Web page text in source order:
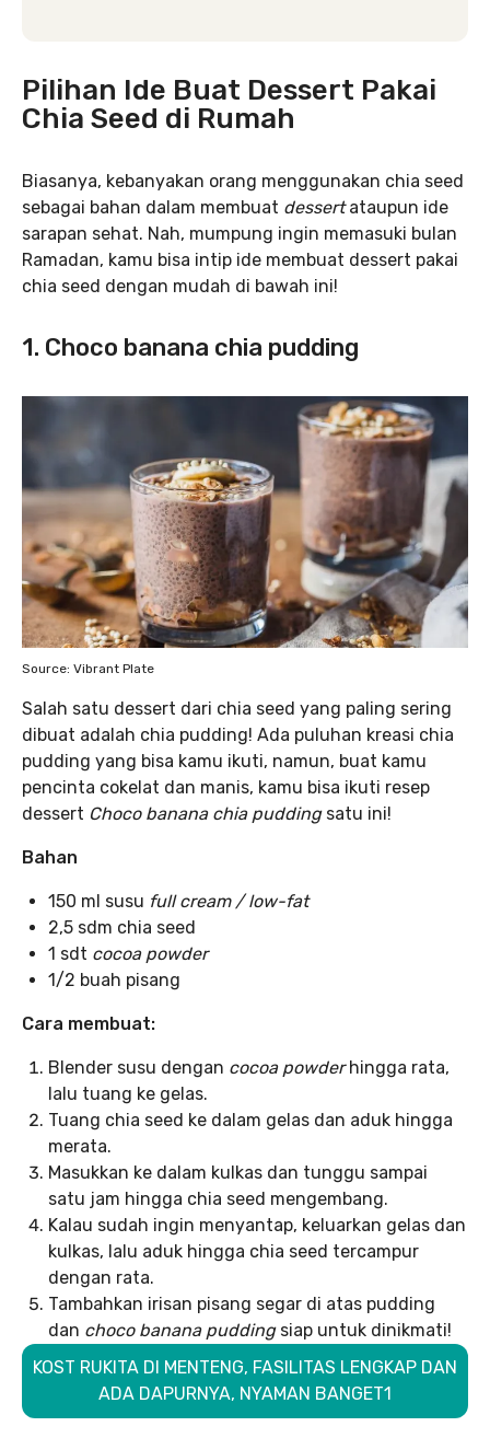
Pilihan Ide Buat Dessert Pakai
Chia Seed di Rumah
Biasanya, kebanyakan orang menggunakan chia seed
sebagai bahan dalam membuat dessertataupun ide
sarapan sehat. Nah, mumpung ingin memasuki bulan
Ramadan, kamu bisa intip ide membuat dessert pakai
chia seed dengan mudah di bawah ini!
1. Choco banana chia pudding
Source: Vibrant Plate
Salah satu dessert dari chia seed yang paling sering
dibuat adalah chia pudding! Ada puluhan kreasi chia
pudding yang bisa kamu ikuti, namun, buat kamu
pencinta cokelat dan manis, kamu bisa ikuti resep
dessert Choco banana chia pudding satu ini!
Bahan
150 ml susu full cream / low-fat
2,5 sdm chia seed
1 sdt cocoa powder
1/2 buah pisang
Cara membuat:
Blender susu dengan cocoa powderhingga rata,
lalu tuang ke gelas.
Tuang chia seed ke dalam gelas dan aduk hingga
merata.
Masukkan ke dalam kulkas dan tunggu sampai
satu jam hingga chia seed mengembang.
Kalau sudah ingin menyantap, keluarkan gelas dan
kulkas, lalu aduk hingga chia seed tercampur
dengan rata.
Tambahkan irisan pisang segar di atas pudding
dan choco banana pudding siap untuk dinikmati!
KOST RUKITA DI MENTENG, FASILITAS LENGKAP DAN
ADA DAPURNYA, NYAMAN BANGET1